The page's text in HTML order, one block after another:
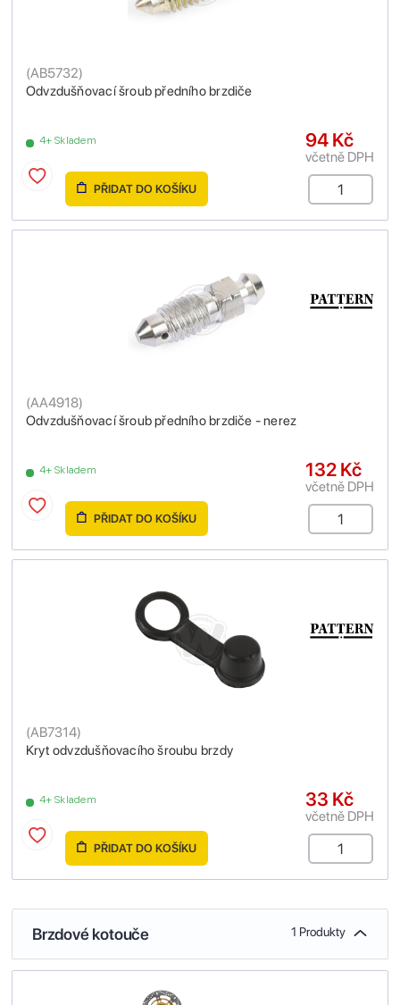
Odvzdušňovací šroub předního brzdiče
(AB5732)
4+ Skladem 94 Kč
včetně DPH
PŘIDAT DO KOŠÍKU
Odvzdušňovací šroub předního brzdiče - nerez
(AA4918)
4+ Skladem 132 Kč
včetně DPH
PŘIDAT DO KOŠÍKU
Kryt odvzdušňovacího šroubu brzdy
(AB7314)
4+ Skladem 33 Kč
včetně DPH
PŘIDAT DO KOŠÍKU
Brzdové kotouče 1 Produkty